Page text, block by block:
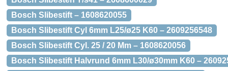
Bosch Slibestift – 1608620055
Bosch Slibestift Cyl 6mm L25/ø25 K60 – 2609256548
Bosch Slibestift Cyl. 25 / 20 Mm – 1608620056
Bosch Slibestift Halvrund 6mm L30/ø30mm K60 –